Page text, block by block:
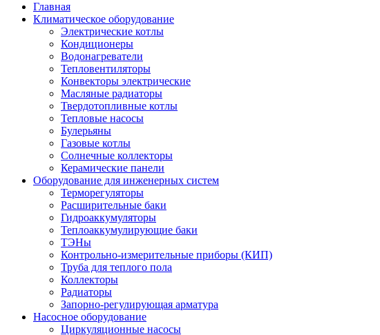
Главная
Климатическое оборудование
Электрические котлы
Кондиционеры
Водонагреватели
Тепловентиляторы
Конвекторы электрические
Масляные радиаторы
Твердотопливные котлы
Тепловые насосы
Булерьяны
Газовые котлы
Солнечные коллекторы
Керамические панели
Оборудование для инженерных систем
Терморегуляторы
Расширительные баки
Гидроаккумуляторы
Теплоаккумулирующие баки
ТЭНы
Контрольно-измерительные приборы (КИП)
Труба для теплого пола
Коллекторы
Радиаторы
Запорно-регулирующая арматура
Насосное оборудование
Циркуляционные насосы